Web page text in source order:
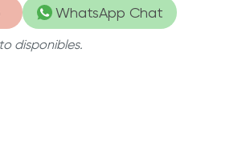
WhatsApp Chat
disponibles.